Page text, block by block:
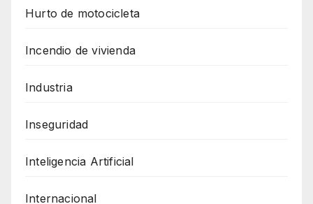
Hurto de motocicleta
Incendio de vivienda
Industria
Inseguridad
Inteligencia Artificial
Internacional